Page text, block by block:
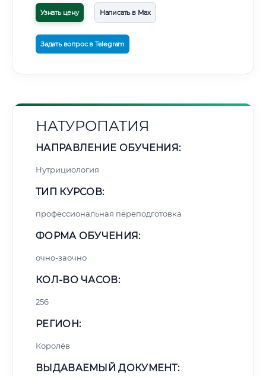
Узнать цену Написать в Max
Задать вопрос в Telegram
НАТУРОПАТИЯ
НАПРАВЛЕНИЕ ОБУЧЕНИЯ:
Нутрициология
ТИП КУРСОВ:
профессиональная переподготовка
ФОРМА ОБУЧЕНИЯ:
очно-заочно
КОЛ-ВО ЧАСОВ:
256
РЕГИОН:
Королёв
ВЫДАВАЕМЫЙ ДОКУМЕНТ: